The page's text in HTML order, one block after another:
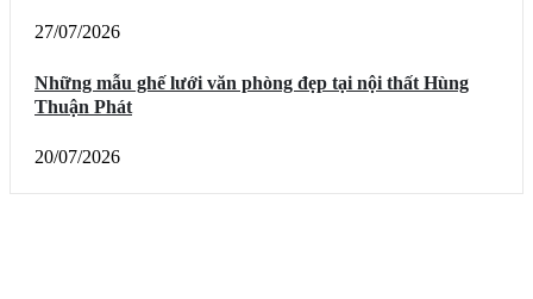
27/07/2026
Những mẫu ghế lưới văn phòng đẹp tại nội thất Hùng
Thuận Phát
20/07/2026